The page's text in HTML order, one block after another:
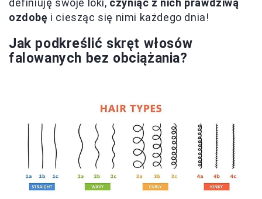
definiuję swoje loki, czyniąc z nich prawdziwą
ozdobę i ciesząc się nimi każdego dnia!
Jak podkreślić skręt włosów
falowanych bez obciążania?